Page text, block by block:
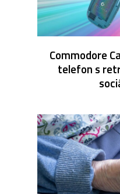
Commodore
telefon s